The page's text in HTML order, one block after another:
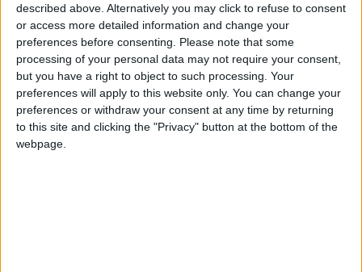
described above. Alternatively you may click to refuse to consent
or access more detailed information and change your
preferences before consenting.
Please note that some
processing of your personal data may not require your consent,
but you have a right to object to such processing. Your
preferences will apply to this website only. You can change your
preferences or withdraw your consent at any time by returning
to this site and clicking the "Privacy" button at the bottom of the
webpage.
Bronze